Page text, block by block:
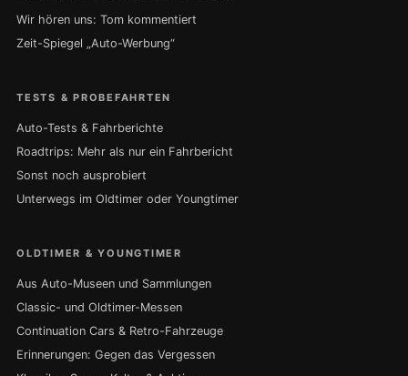
Wir hören uns: Tom kommentiert
Zeit-Spiegel „Auto-Werbung“
TESTS & PROBEFAHRTEN
Auto-Tests & Fahrberichte
Roadtrips: Mehr als nur ein Fahrbericht
Sonst noch ausprobiert
Unterwegs im Oldtimer oder Youngtimer
OLDTIMER & YOUNGTIMER
Aus Auto-Museen und Sammlungen
Classic- und Oldtimer-Messen
Continuation Cars & Retro-Fahrzeuge
Erinnerungen: Gegen das Vergessen